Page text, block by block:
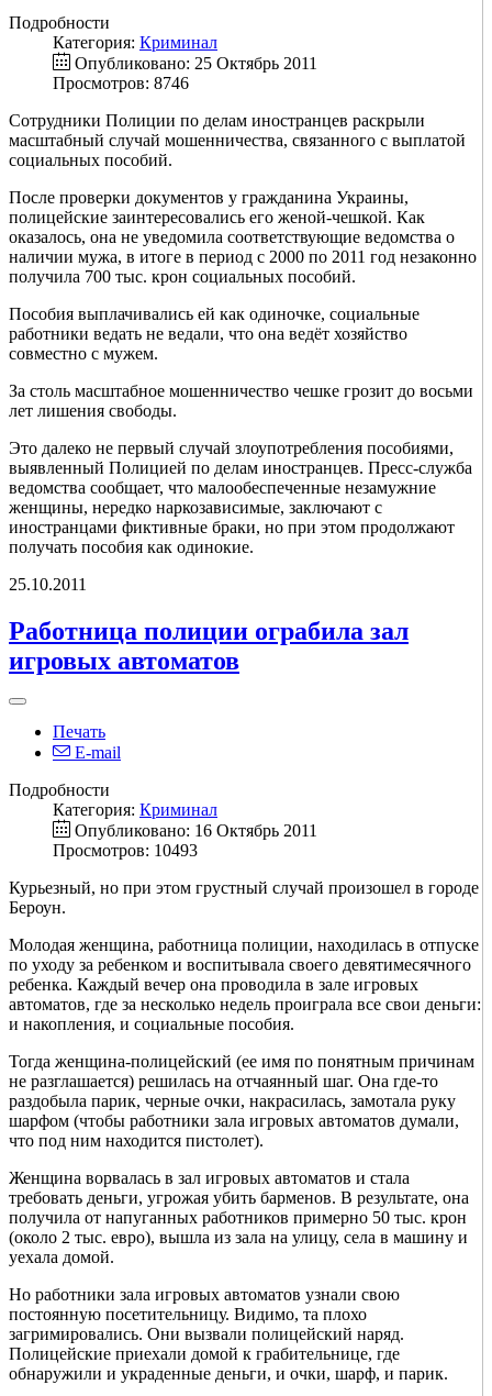
Подробности
Категория: Криминал
Опубликовано: 25 Октябрь 2011
Просмотров: 8746
Сотрудники Полиции по делам иностранцев раскрыли
масштабный случай мошенничества, связанного с выплатой
социальных пособий.
После проверки документов у гражданина Украины,
полицейские заинтересовались его женой-чешкой. Как
оказалось, она не уведомила соответствующие ведомства о
наличии мужа, в итоге в период с 2000 по 2011 год незаконно
получила 700 тыс. крон социальных пособий.
Пособия выплачивались ей как одиночке, социальные
работники ведать не ведали, что она ведёт хозяйство
совместно с мужем.
За столь масштабное мошенничество чешке грозит до восьми
лет лишения свободы.
Это далеко не первый случай злоупотребления пособиями,
выявленный Полицией по делам иностранцев. Пресс-служба
ведомства сообщает, что малообеспеченные незамужние
женщины, нередко наркозависимые, заключают с
иностранцами фиктивные браки, но при этом продолжают
получать пособия как одинокие.
25.10.2011
Работница полиции ограбила зал
игровых автоматов
Печать
E-mail
Подробности
Категория: Криминал
Опубликовано: 16 Октябрь 2011
Просмотров: 10493
Курьезный, но при этом грустный случай произошел в городе
Бероун.
Молодая женщина, работница полиции, находилась в отпуске
по уходу за ребенком и воспитывала своего девятимесячного
ребенка. Каждый вечер она проводила в зале игровых
автоматов, где за несколько недель проиграла все свои деньги:
и накопления, и социальные пособия.
Тогда женщина-полицейский (ее имя по понятным причинам
не разглашается) решилась на отчаянный шаг. Она где-то
раздобыла парик, черные очки, накрасилась, замотала руку
шарфом (чтобы работники зала игровых автоматов думали,
что под ним находится пистолет).
Женщина ворвалась в зал игровых автоматов и стала
требовать деньги, угрожая убить барменов. В результате, она
получила от напуганных работников примерно 50 тыс. крон
(около 2 тыс. евро), вышла из зала на улицу, села в машину и
уехала домой.
Но работники зала игровых автоматов узнали свою
постоянную посетительницу. Видимо, та плохо
загримировались. Они вызвали полицейский наряд.
Полицейские приехали домой к грабительнице, где
обнаружили и украденные деньги, и очки, шарф, и парик.